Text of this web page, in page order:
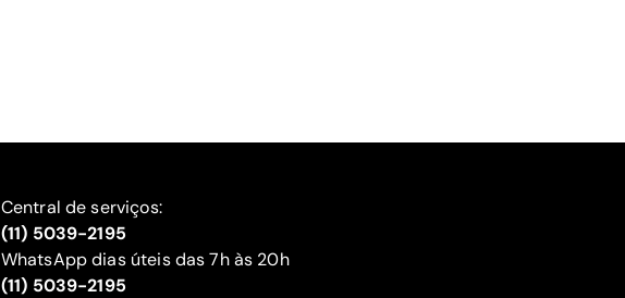
Central de serviços:
(11) 5039-2195
WhatsApp dias úteis das 7h às 20h
(11) 5039-2195